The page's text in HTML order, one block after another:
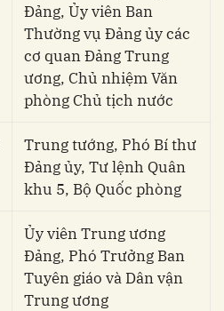
Đảng, Ủy viên Ban
Thường vụ Đảng ủy các
cơ quan Đảng Trung
ương, Chủ nhiệm Văn
phòng Chủ tịch nước
Trung tướng, Phó Bí thư
Đảng ủy, Tư lệnh Quân
khu 5, Bộ Quốc phòng
Ủy viên Trung ương
Đảng, Phó Trưởng Ban
Tuyên giáo và Dân vận
Trung ương